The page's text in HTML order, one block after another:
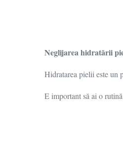
Neglijarea hidratării
Hidratarea pielii este un
E important să ai o